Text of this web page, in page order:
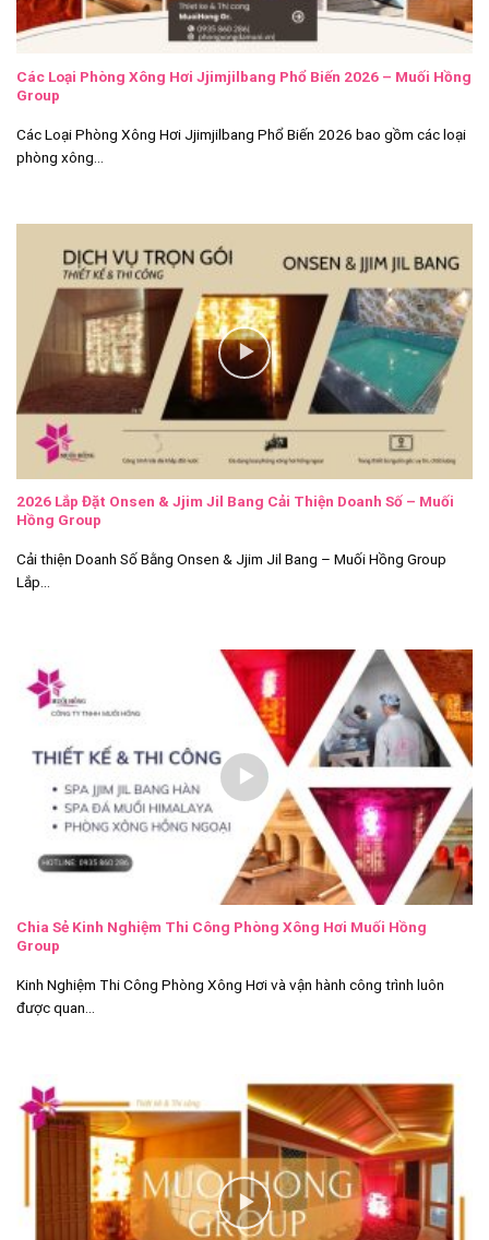
Các Loại Phòng Xông Hơi Jjimjilbang Phổ Biến 2026 – Muối Hồng
Group
Các Loại Phòng Xông Hơi Jjimjilbang Phổ Biến 2026 bao gồm các loại
phòng xông...
2026 Lắp Đặt Onsen & Jjim Jil Bang Cải Thiện Doanh Số – Muối
Hồng Group
Cải thiện Doanh Số Bằng Onsen & Jjim Jil Bang – Muối Hồng Group
Lắp...
Chia Sẻ Kinh Nghiệm Thi Công Phòng Xông Hơi Muối Hồng
Group
Kinh Nghiệm Thi Công Phòng Xông Hơi và vận hành công trình luôn
được quan...